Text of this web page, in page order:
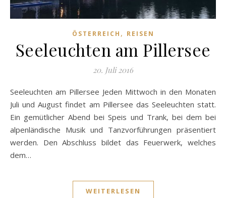
ÖSTERREICH , REISEN
Seeleuchten am Pillersee
20. Juli 2016
Seeleuchten am Pillersee Jeden Mittwoch in den Monaten
Juli und August findet am Pillersee das Seeleuchten statt.
Ein gemütlicher Abend bei Speis und Trank, bei dem bei
alpenländische Musik und Tanzvorführungen präsentiert
werden. Den Abschluss bildet das Feuerwerk, welches
dem…
WEITERLESEN